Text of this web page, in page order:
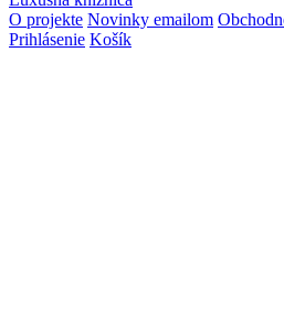
O projekte Novinky emailom
Prihlásenie Košík